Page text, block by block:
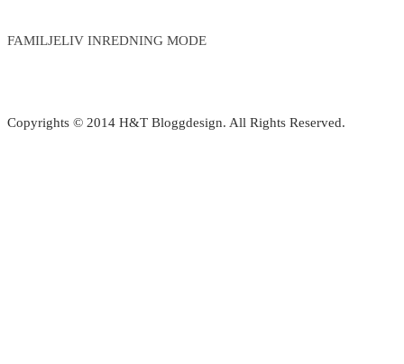
FAMILJELIV INREDNING MODE
Copyrights © 2014 H&T Bloggdesign. All Rights Reserved.